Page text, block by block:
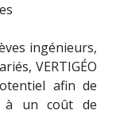
ingénieurs,
VERTIGÉO
afin de
à un coût de